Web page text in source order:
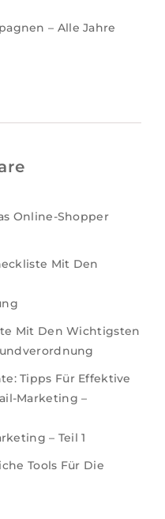
– Alle Jahre
Online-Shopper
Mit Den
Mit Den Wichtigsten
Tipps Für Effektive
Marketing –
– Teil 1
Tools Für Die